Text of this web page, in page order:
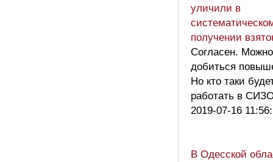
уличили в
получении
Согласен. Можно
добиться
Но кто таки
работать в
2019-07-16
В Одесской